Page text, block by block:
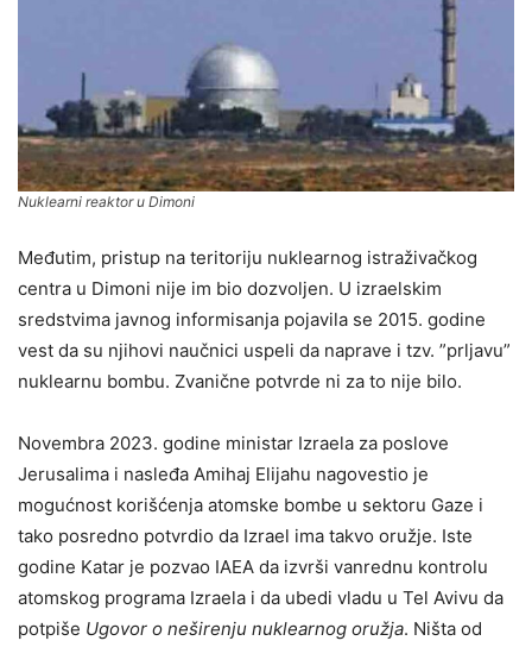
Nuklearni reaktor u Dimoni
Međutim, pristup na teritoriju nuklearnog istraživačkog
centra u Dimoni nije im bio dozvoljen. U izraelskim
sredstvima javnog informisanja pojavila se 2015. godine
vest da su njihovi naučnici uspeli da naprave i tzv. ”prljavu”
nuklearnu bombu. Zvanične potvrde ni za to nije bilo.
Novembra 2023. godine ministar Izraela za poslove
Jerusalima i nasleđa Amihaj Elijahu nagovestio je
mogućnost korišćenja atomske bombe u sektoru Gaze i
tako posredno potvrdio da Izrael ima takvo oružje. Iste
godine Katar je pozvao IAEA da izvrši vanrednu kontrolu
atomskog programa Izraela i da ubedi vladu u Tel Avivu da
potpiše Ugovor o neširenju nuklearnog oružja. Ništa od